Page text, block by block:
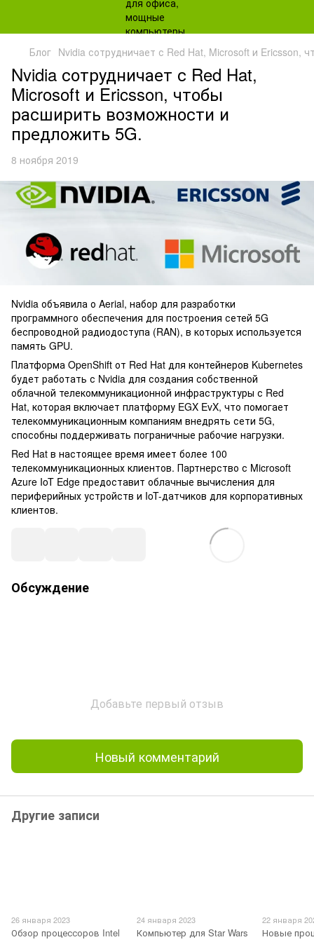
Блог Nvidia сотрудничает с Red Hat, Microsoft и
Nvidia сотрудничает с Red Hat,
Microsoft и Ericsson, чтобы
расширить возможности и
предложить 5G.
8 ноября 2019
Nvidia объявила о Aerial, набор для разработки
программного обеспечения для построения сетей 5G
беспроводной радиодоступа (RAN), в которых используется
память GPU.
Платформа OpenShift от Red Hat для контейнеров Kubernetes
будет работать с Nvidia для создания собственной
облачной телекоммуникационной инфраструктуры с Red
Hat, которая включает платформу EGX EvX, что помогает
телекоммуникационным компаниям внедрять сети 5G,
способны поддерживать пограничные рабочие нагрузки.
Red Hat в настоящее время имеет более 100
телекоммуникационных клиентов. Партнерство с Microsoft
Azure IoT Edge предоставит облачные вычисления для
периферийных устройств и IoT-датчиков для корпоративных
клиентов.
Обсуждение
Добавьте первый отзыв
Новый комментарий
Другие записи
26 января 2023
Обзор процессоров Intel
24 января 2023
Компьютер для Star Wars
22 января
Новые